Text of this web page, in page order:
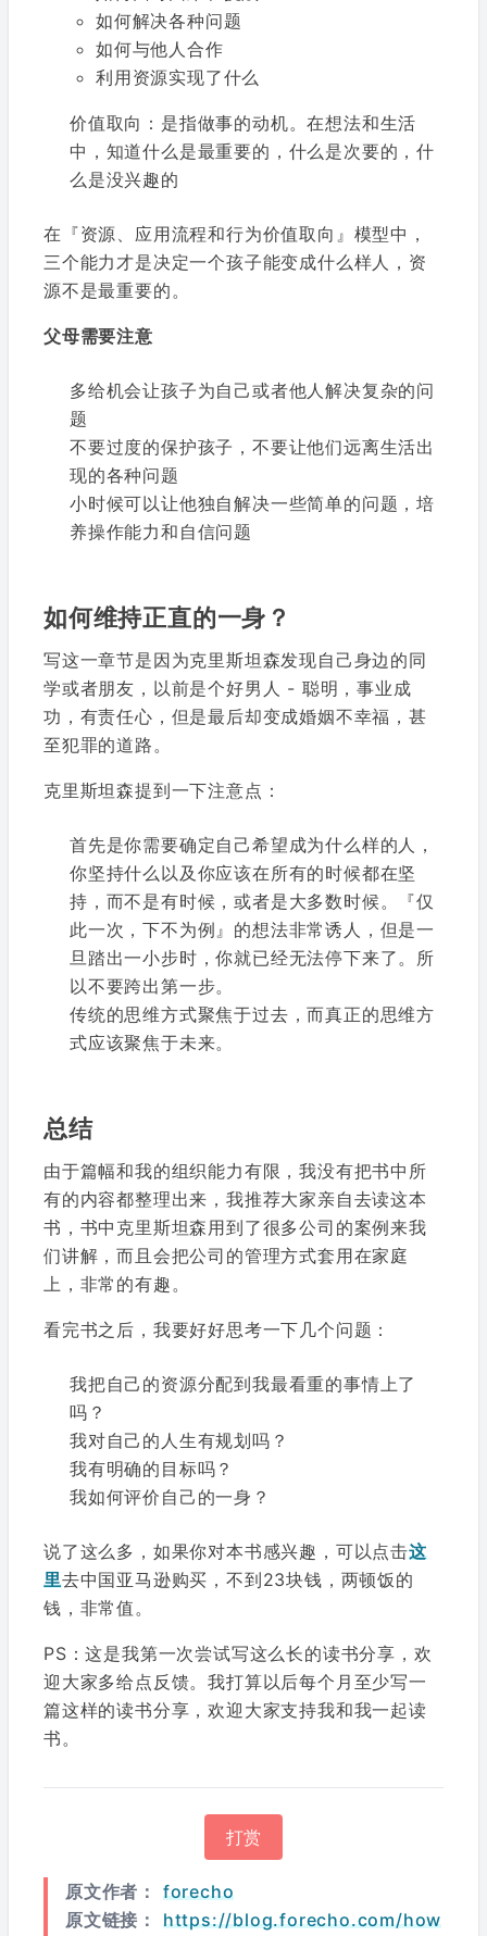
如何解决各种问题
如何与他人合作
利用资源实现了什么
价值取向：是指做事的动机。在想法和生活
中，知道什么是最重要的，什么是次要的，什
么是没兴趣的
在『资源、应用流程和行为价值取向』模型中，
三个能力才是决定一个孩子能变成什么样人，资
源不是最重要的。
父母需要注意
多给机会让孩子为自己或者他人解决复杂的问
题
不要过度的保护孩子，不要让他们远离生活出
现的各种问题
小时候可以让他独自解决一些简单的问题，培
养操作能力和自信问题
如何维持正直的一身？
写这一章节是因为克里斯坦森发现自己身边的同
学或者朋友，以前是个好男人 - 聪明，事业成
功，有责任心，但是最后却变成婚姻不幸福，甚
至犯罪的道路。
克里斯坦森提到一下注意点：
首先是你需要确定自己希望成为什么样的人，
你坚持什么以及你应该在所有的时候都在坚
持，而不是有时候，或者是大多数时候。『仅
此一次，下不为例』的想法非常诱人，但是一
旦踏出一小步时，你就已经无法停下来了。所
以不要跨出第一步。
传统的思维方式聚焦于过去，而真正的思维方
式应该聚焦于未来。
总结
由于篇幅和我的组织能力有限，我没有把书中所
有的内容都整理出来，我推荐大家亲自去读这本
书，书中克里斯坦森用到了很多公司的案例来我
们讲解，而且会把公司的管理方式套用在家庭
上，非常的有趣。
看完书之后，我要好好思考一下几个问题：
我把自己的资源分配到我最看重的事情上了
吗？
我对自己的人生有规划吗？
我有明确的目标吗？
我如何评价自己的一身？
说了这么多，如果你对本书感兴趣，可以点击这
里去中国亚马逊购买，不到23块钱，两顿饭的
钱，非常值。
PS：这是我第一次尝试写这么长的读书分享，欢
迎大家多给点反馈。我打算以后每个月至少写一
篇这样的读书分享，欢迎大家支持我和我一起读
书。
打赏
原文作者：
forecho
原文链接：
https://blog.forecho.com/how